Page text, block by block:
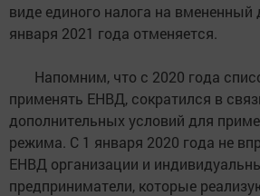
виде единого налога на вмененный
января 2021 года отменяется.
Напомним, что с 2020 года
применять ЕНВД, сократился в
дополнительных условий для
режима. С 1 января 2020 года не
ЕНВД организации и
предприниматели, которые